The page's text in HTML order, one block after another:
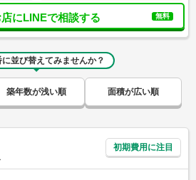
店にLINEで相談する 無料
に並び替えてみませんか？
築年数が浅い順 面積が広い順
初期費用に注目